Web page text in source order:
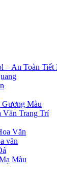
– An Toàn
Màu
Văn Trang Trí
Văn
văn
Màu